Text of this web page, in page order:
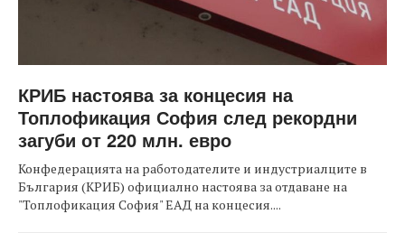
КРИБ настоява за концесия на
Топлофикация София след рекордни
загуби от 220 млн. евро
Конфедерацията на работодателите и индустриалците в
България (КРИБ) официално настоява за отдаване на
"Топлофикация София" ЕАД на концесия....